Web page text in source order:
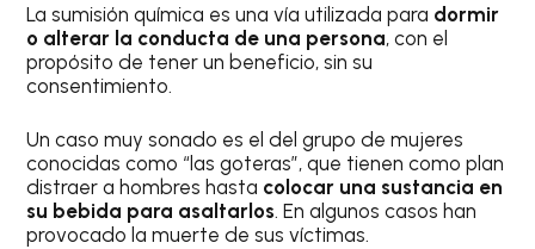
La sumisión química es una vía utilizada para dormir
o alterar la conducta de una persona, con el
propósito de tener un beneficio, sin su
consentimiento.
Un caso muy sonado es el del grupo de mujeres
conocidas como “las goteras”, que tienen como plan
distraer a hombres hasta colocar una sustancia en
su bebida para asaltarlos. En algunos casos han
provocado la muerte de sus víctimas.